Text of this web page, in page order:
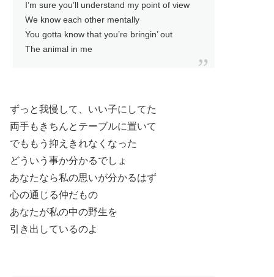
I’m sure you’ll understand my point of view
We know each other mentally
You gotta know that you’re bringin’ out
The animal in me
ずっと我慢して、いい子にしてた
両手もきちんとテーブルに置いて
でももう抑えきれなくなった
どういう事か分かるでしょ
あなたなら私の思いが分かるはず
心の通じる仲だもの
あなたが私の中の野生を
引き出しているのよ